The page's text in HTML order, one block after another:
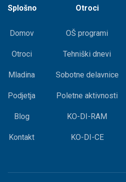
Splošno
Domov
Otroci
Mladina
Podjetja
Blog
Kontakt
Otroci
OŠ programi
Tehniški dnevi
Sobotne delavnice
Poletne aktivnosti
KO-DI-RAM
KO-DI-CE